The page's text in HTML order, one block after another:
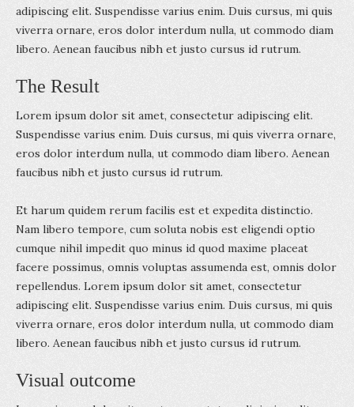
adipiscing elit. Suspendisse varius enim. Duis cursus, mi quis
viverra ornare, eros dolor interdum nulla, ut commodo diam
libero. Aenean faucibus nibh et justo cursus id rutrum.
The Result
Lorem ipsum dolor sit amet, consectetur adipiscing elit.
Suspendisse varius enim. Duis cursus, mi quis viverra ornare,
eros dolor interdum nulla, ut commodo diam libero. Aenean
faucibus nibh et justo cursus id rutrum.
Et harum quidem rerum facilis est et expedita distinctio.
Nam libero tempore, cum soluta nobis est eligendi optio
cumque nihil impedit quo minus id quod maxime placeat
facere possimus, omnis voluptas assumenda est, omnis dolor
repellendus. Lorem ipsum dolor sit amet, consectetur
adipiscing elit. Suspendisse varius enim. Duis cursus, mi quis
viverra ornare, eros dolor interdum nulla, ut commodo diam
libero. Aenean faucibus nibh et justo cursus id rutrum.
Visual outcome